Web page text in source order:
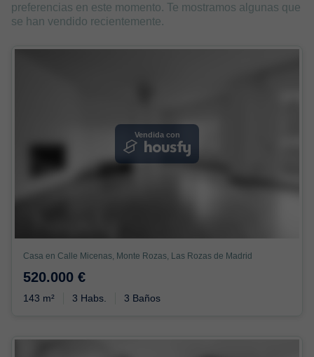
preferencias en este momento. Te mostramos algunas que
se han vendido recientemente.
Vendida con
Casa en Calle Micenas, Monte Rozas, Las Rozas de Madrid
520.000 €
143 m² 3 Habs. 3 Baños